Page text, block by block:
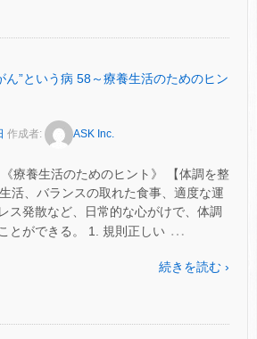
ん”という病 58～療養生活のためのヒン
作成者: ASK Inc.
療養生活のためのヒント》 【体調を整
活、バランスの取れた食事、適度な運
ス発散など、日常的な心がけで、体調
とができる。 1. 規則正しい …
続きを読む ›